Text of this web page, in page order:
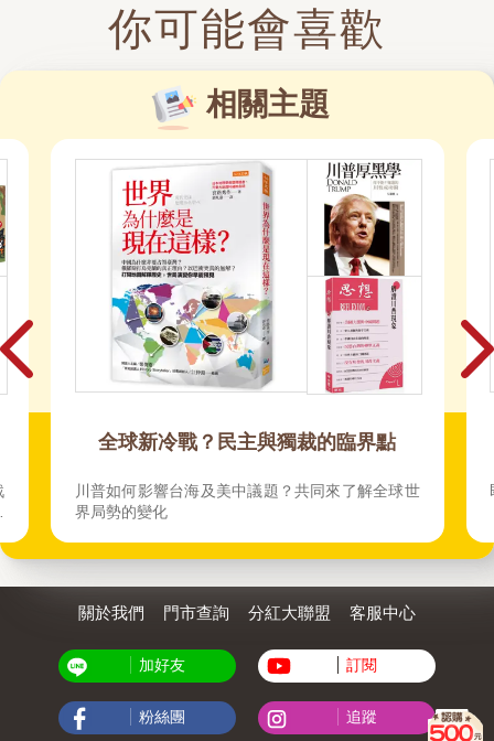
你可能會喜歡
相關主題
全球新冷戰？民主與獨裁的臨界點
川普如何影響台海及美中議題？共同來了解全球世
界局勢的變化
關於我們 門市查詢 分紅大聯盟 客服中心
加好友 訂閱
粉絲團 追蹤